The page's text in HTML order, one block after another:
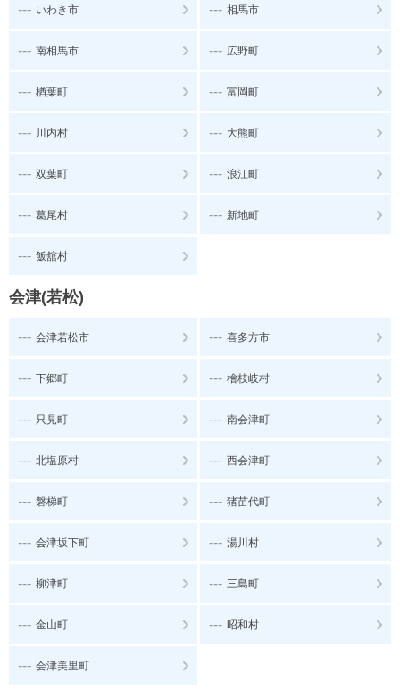
--- いわき市 --- 相馬市
--- 南相馬市 --- 広野町
--- 楢葉町 --- 富岡町
--- 川内村 --- 大熊町
--- 双葉町 --- 浪江町
--- 葛尾村 --- 新地町
--- 飯舘村
会津(若松)
--- 会津若松市 --- 喜多方市
--- 下郷町 --- 檜枝岐村
--- 只見町 --- 南会津町
--- 北塩原村 --- 西会津町
--- 磐梯町 --- 猪苗代町
--- 会津坂下町 --- 湯川村
--- 柳津町 --- 三島町
--- 金山町 --- 昭和村
--- 会津美里町